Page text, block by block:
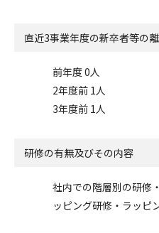
直近3事業年度の新卒者等の
前年度 0人
2年度前 1人
3年度前 1人
研修の有無及びその内容
社内での階層別の研修
ッピング研修・ラッピ